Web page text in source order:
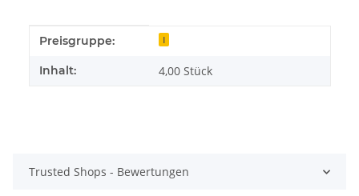
Produkteigenschaft
Wert
Preisgruppe: I
Inhalt: 4,00 Stück
Trusted Shops - Bewertungen